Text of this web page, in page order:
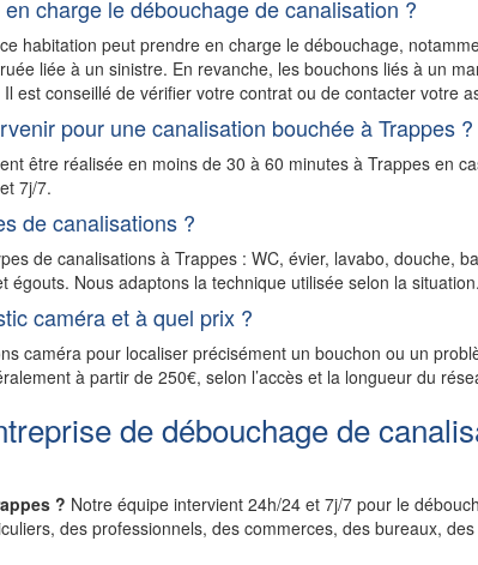
charge le débouchage de canalisation ?
habitation peut prendre en charge le débouchage,
liée à un sinistre. En revanche, les bouchons liés à un
est conseillé de vérifier votre contrat ou de contacter votre
pour une canalisation bouchée à Trappes ?
être réalisée en moins de 30 à 60 minutes à Trappes en
7j/7.
de canalisations ?
de canalisations à Trappes : WC, évier, lavabo, douche,
égouts. Nous adaptons la technique utilisée selon la situation.
caméra et à quel prix ?
caméra pour localiser précisément un bouchon ou un
à partir de 250€, selon l’accès et la longueur du
de débouchage de
? Notre équipe intervient 24h/24 et 7j/7 pour le
des professionnels, des commerces, des bureaux,